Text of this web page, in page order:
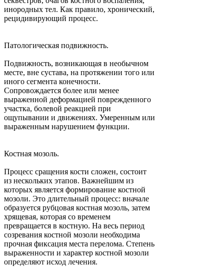
инородных тел. Как правило, хронический,
рецидивирующий процесс.
Патологическая подвижность.
Подвижность, возникающая в необычном
месте, вне сустава, на протяжении того или
иного сегмента конечности.
Сопровождается более или менее
выраженной деформацией поврежденного
участка, болевой реакцией при
ощупывании и движениях. Умеренным или
выраженным нарушением функции.
Костная мозоль.
Процесс сращения кости сложен, состоит
из нескольких этапов. Важнейшим из
которых является формирование костной
мозоли. Это длительный процесс: вначале
образуется рубцовая костная мозоль, затем
хрящевая, которая со временем
превращается в костную. На весь период
созревания костной мозоли необходима
прочная фиксация места перелома. Степень
выраженности и характер костной мозоли
определяют исход лечения.